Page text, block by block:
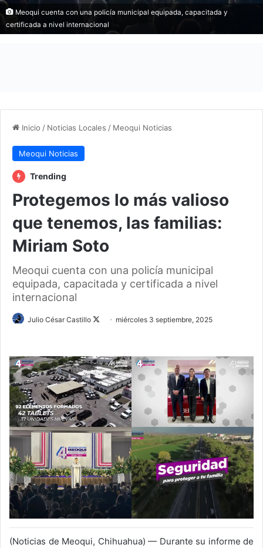
Meoqui cuenta con una policía municipal equipada, capacitada y
certificada a nivel internacional
Inicio / Noticias Locales / Meoqui Noticias
Meoqui Noticias
Trending
Protegemos lo más valioso
que tenemos, las familias:
Miriam Soto
Meoqui cuenta con una policía municipal
equipada, capacitada y certificada a nivel
internacional
Julio César Castillo
Followmiércoles 3 septiembre, 2025
(Noticias de Meoqui, Chihuahua) — Durante su informe de